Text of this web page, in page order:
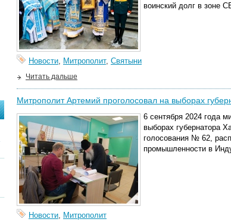
воинский долг в зоне
Новости, Митрополит, Святыни
Читать дальше
Митрополит Артемий проголосовал на выборах
6 сентября 2024 года
выборах губернатора
голосования № 62,
промышленности в
Новости, Митрополит